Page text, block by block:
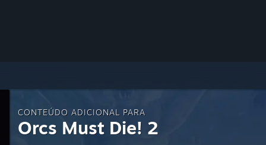
CONTEÚDO ADICIONAL PARA
Orcs Must Die! 2